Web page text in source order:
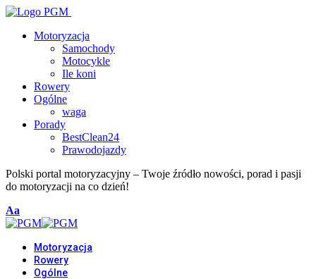
Motoryzacja
Samochody
Motocykle
Ile koni
Rowery
Ogólne
waga
Porady
BestClean24
Prawodojazdy
Polski portal motoryzacyjny – Twoje źródło nowości, porad i pasji
do motoryzacji na co dzień!
Font
Resizer
Aa
Motoryzacja
Rowery
Ogólne